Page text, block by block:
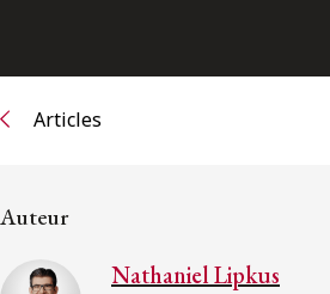
Articles
Auteur
Nathaniel Lipkus